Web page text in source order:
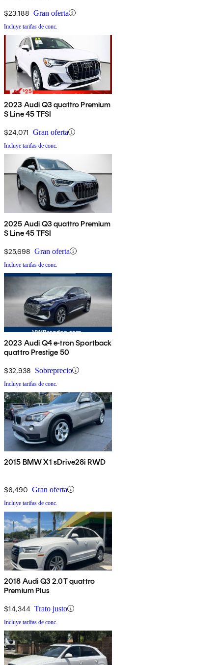
$23,188 Gran oferta
Incluye tarifas de conc.
2023 Audi Q3 quattro Premium
S Line 45 TFSI
$24,071 Gran oferta
Incluye tarifas de conc.
2025 Audi Q3 quattro Premium
S Line 45 TFSI
$25,698 Gran oferta
Incluye tarifas de conc.
2023 Audi Q4 e-tron Sportback
quattro Prestige 50
$32,938 Sobreprecio
Incluye tarifas de conc.
2015 BMW X1 sDrive28i RWD
$6,490 Gran oferta
Incluye tarifas de conc.
2018 Audi Q3 2.0T quattro
Premium Plus
$14,344 Trato justo
Incluye tarifas de conc.